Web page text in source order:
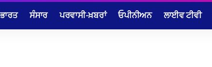
ਭਾਰਤ ਸੰਸਾਰ ਪਰਵਾਸੀ-ਖ਼ਬਰਾਂ ਓਪੀਨੀਅਨ ਲਾਈਵ ਟੀਵੀ